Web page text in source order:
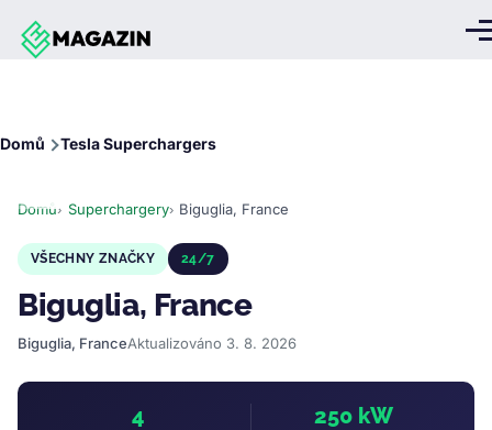
Přejít k hlavnímu obsahu
Domů Tesla Superchargers
Domů Superchargery Biguglia, France
VŠECHNY ZNAČKY 24/7
Biguglia, France
Biguglia, FranceAktualizováno 3. 8. 2026
4 250 kW